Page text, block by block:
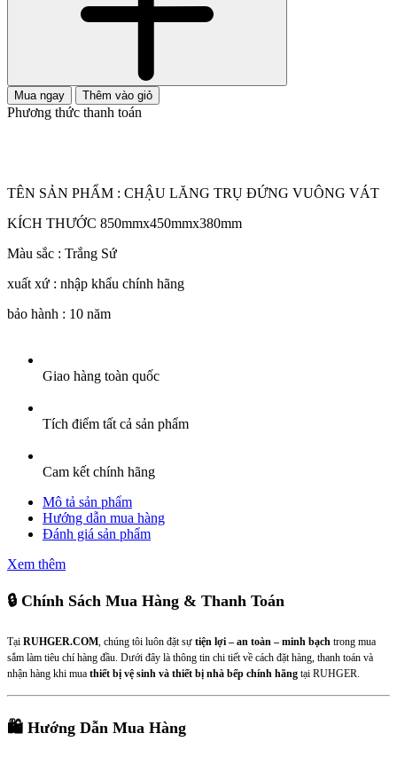
Mua ngay Thêm vào giỏ
Phương thức thanh toán
TÊN SẢN PHẨM : CHẬU LĂNG TRỤ ĐỨNG VUÔNG VÁT
KÍCH THƯỚC 850mmx450mmx380mm
Màu sắc : Trắng Sứ
xuất xứ : nhập khẩu chính hãng
bảo hành : 10 năm
Giao hàng toàn quốc
Tích điểm tất cả sản phẩm
Cam kết chính hãng
Mô tả sản phẩm
Hướng dẫn mua hàng
Đánh giá sản phẩm
Xem thêm
🔒 Chính Sách Mua Hàng & Thanh Toán
Tại RUHGER.COM, chúng tôi luôn đặt sự tiện lợi – an toàn – minh bạch trong mua
sắm làm tiêu chí hàng đầu. Dưới đây là thông tin chi tiết về cách đặt hàng, thanh toán và
nhận hàng khi mua thiết bị vệ sinh và thiết bị nhà bếp chính hãng tại RUHGER.
🛍 Hướng Dẫn Mua Hàng